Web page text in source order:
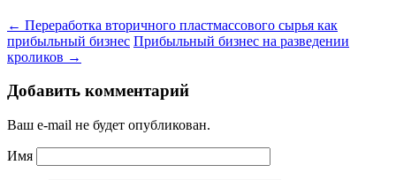
← Переработка вторичного пластмассового сырья как
прибыльный бизнес Прибыльный бизнес на разведении
кроликов →
Добавить комментарий
Ваш e-mail не будет опубликован.
Имя